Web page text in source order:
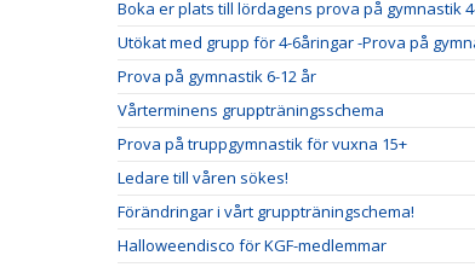
Boka er plats till lördagens prova på gymnastik
Utökat med grupp för 4-6åringar -Prova på
Prova på gymnastik 6-12 år
Vårterminens gruppträningsschema
Prova på truppgymnastik för vuxna 15+
Ledare till våren sökes!
Förändringar i vårt gruppträningschema!
Halloweendisco för KGF-medlemmar